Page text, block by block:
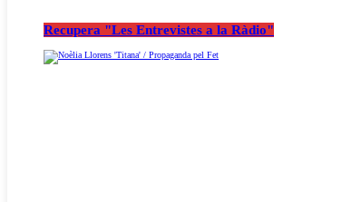
Recupera "Les Entrevistes a la Ràdio"